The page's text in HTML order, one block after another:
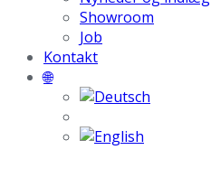
Showroom
Job
Kontakt
🌐